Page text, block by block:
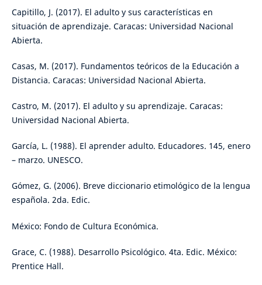
Capitillo, J. (2017). El adulto y sus características en
situación de aprendizaje. Caracas: Universidad Nacional
Abierta.
Casas, M. (2017). Fundamentos teóricos de la Educación a
Distancia. Caracas: Universidad Nacional Abierta.
Castro, M. (2017). El adulto y su aprendizaje. Caracas:
Universidad Nacional Abierta.
García, L. (1988). El aprender adulto. Educadores. 145, enero
– marzo. UNESCO.
Gómez, G. (2006). Breve diccionario etimológico de la lengua
española. 2da. Edic.
México: Fondo de Cultura Económica.
Grace, C. (1988). Desarrollo Psicológico. 4ta. Edic. México:
Prentice Hall.